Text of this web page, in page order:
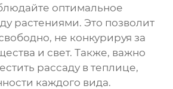
оптимальное
растениями. Это позволит
не конкурируя за
и свет. Также, важно
рассаду в теплице,
каждого вида.